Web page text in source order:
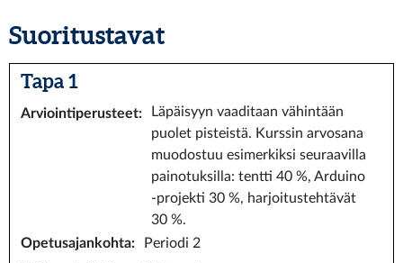
Suoritustavat
Tapa 1
Arviointiperusteet:
Läpäisyyn vaaditaan vähintään
puolet pisteistä. Kurssin arvosana
muodostuu esimerkiksi seuraavilla
painotuksilla: tentti 40 %, Arduino
-projekti 30 %, harjoitustehtävät
30 %.
Opetusajankohta:
Periodi 2